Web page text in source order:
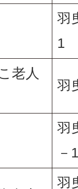
羽
1
老人
羽
羽
－
羽